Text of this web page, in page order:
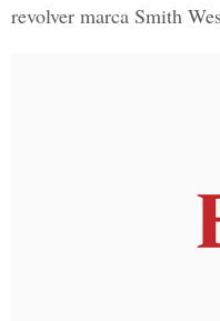
revolver marca Smith